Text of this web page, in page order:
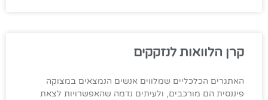
קרן הלוואות לנזקקים
האתגרים הכלכליים שמלווים אנשים הנמצאים במצוקה
פיננסית הם מורכבים, ולעיתים נדמה שהאפשרויות לצאת